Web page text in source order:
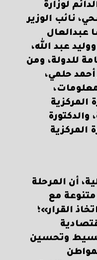
لوزارة
نائب الوزير
عبدالعال
عبد الله،
للدولة، ومن
أحمد حلمي،
المركزية
والدكتورة
المركزية
أن المرحلة
مع
القرار»؛
وتحسين